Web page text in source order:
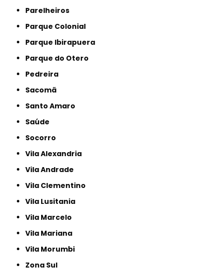
Parelheiros
Parque Colonial
Parque Ibirapuera
Parque do Otero
Pedreira
Sacomã
Santo Amaro
Saúde
Socorro
Vila Alexandria
Vila Andrade
Vila Clementino
Vila Lusitania
Vila Marcelo
Vila Mariana
Vila Morumbi
Zona Sul